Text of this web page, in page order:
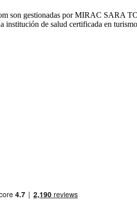
son gestionadas por MIRAC SARA
institución de salud certificada en